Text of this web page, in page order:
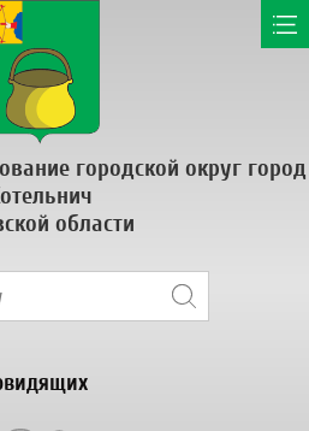
городской округ город
области